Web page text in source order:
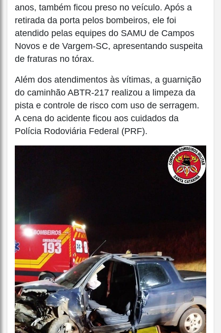
anos, também ficou preso no veículo. Após a
retirada da porta pelos bombeiros, ele foi
atendido pelas equipes do SAMU de Campos
Novos e de Vargem-SC, apresentando suspeita
de fraturas no tórax.
Além dos atendimentos às vítimas, a guarnição
do caminhão ABTR-217 realizou a limpeza da
pista e controle de risco com uso de serragem.
A cena do acidente ficou aos cuidados da
Polícia Rodoviária Federal (PRF).